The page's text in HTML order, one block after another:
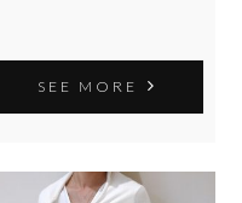
SEE MORE